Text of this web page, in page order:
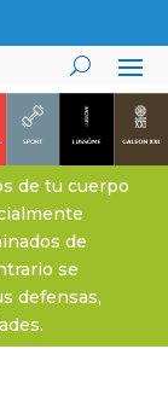
de tu cuerpo
de
se
defensas,